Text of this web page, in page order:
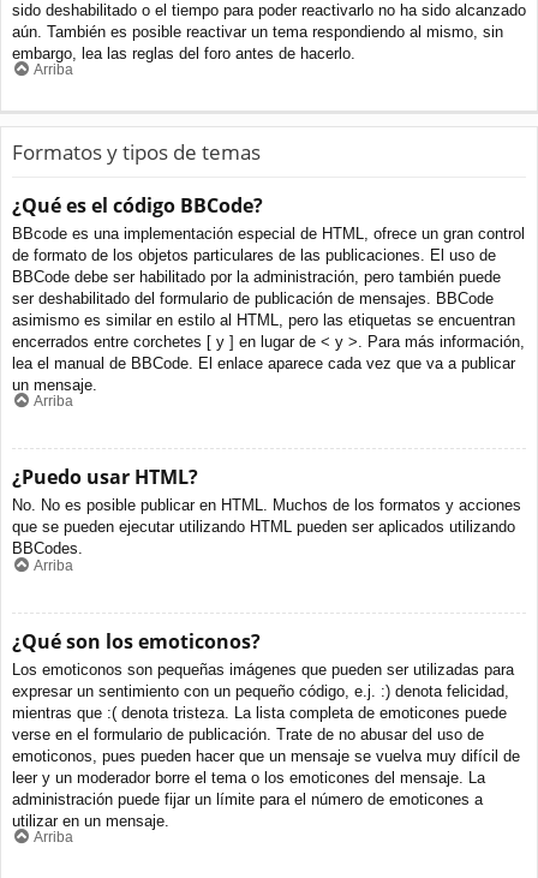
sido deshabilitado o el tiempo para poder reactivarlo no ha sido alcanzado
aún. También es posible reactivar un tema respondiendo al mismo, sin
embargo, lea las reglas del foro antes de hacerlo.
Arriba
Formatos y tipos de temas
¿Qué es el código BBCode?
BBcode es una implementación especial de HTML, ofrece un gran control
de formato de los objetos particulares de las publicaciones. El uso de
BBCode debe ser habilitado por la administración, pero también puede
ser deshabilitado del formulario de publicación de mensajes. BBCode
asimismo es similar en estilo al HTML, pero las etiquetas se encuentran
encerrados entre corchetes [ y ] en lugar de < y >. Para más información,
lea el manual de BBCode. El enlace aparece cada vez que va a publicar
un mensaje.
Arriba
¿Puedo usar HTML?
No. No es posible publicar en HTML. Muchos de los formatos y acciones
que se pueden ejecutar utilizando HTML pueden ser aplicados utilizando
BBCodes.
Arriba
¿Qué son los emoticonos?
Los emoticonos son pequeñas imágenes que pueden ser utilizadas para
expresar un sentimiento con un pequeño código, e.j. :) denota felicidad,
mientras que :( denota tristeza. La lista completa de emoticones puede
verse en el formulario de publicación. Trate de no abusar del uso de
emoticonos, pues pueden hacer que un mensaje se vuelva muy difícil de
leer y un moderador borre el tema o los emoticones del mensaje. La
administración puede fijar un límite para el número de emoticones a
utilizar en un mensaje.
Arriba